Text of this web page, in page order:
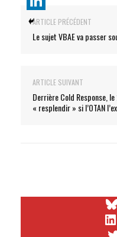
ARTICLE PRÉCÉDENT
Le sujet VBAE va passer
ARTICLE SUIVANT
Derrière Cold Response,
« resplendir » si l’OTAN